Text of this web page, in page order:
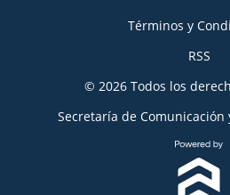
Términos y
RSS
© 2026 Todos los
Secretaría de